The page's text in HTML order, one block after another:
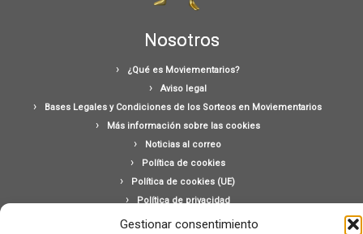
Gestionar consentimiento
Nosotros
¿Qué es Moviementarios?
Aviso legal
Bases Legales y Condiciones de los Sorteos en Moviementarios
Más información sobre las cookies
Noticias al correo
Política de cookies
Política de cookies (UE)
Política de privacidad
Ponte en contacto con nosotros